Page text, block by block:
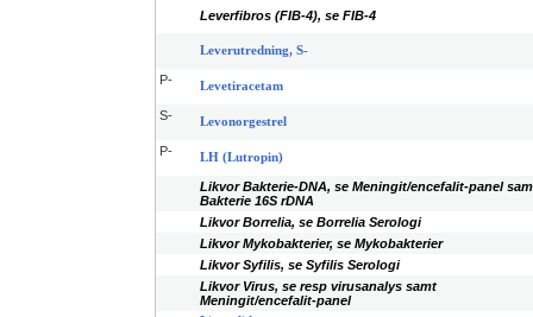
Leverfibros (FIB-4), se FIB-4
Leverutredning, S-
P- Levetiracetam
S- Levonorgestrel
P- LH (Lutropin)
Likvor Bakterie-DNA, se Meningit/encefalit-panel
Bakterie 16S rDNA
Likvor Borrelia, se Borrelia Serologi
Likvor Mykobakterier, se Mykobakterier
Likvor Syfilis, se Syfilis Serologi
Likvor Virus, se resp virusanalys samt
Meningit/encefalit-panel